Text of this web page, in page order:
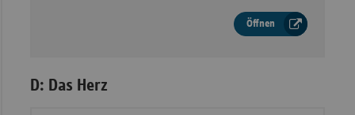
Öffnen
D: Das Herz